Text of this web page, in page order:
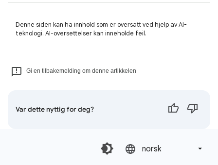
Denne siden kan ha innhold som er oversatt ved hjelp av AI-
teknologi. AI-oversettelser kan inneholde feil.
Gi en tilbakemelding om denne artikkelen
Var dette nyttig for deg?
norsk‎